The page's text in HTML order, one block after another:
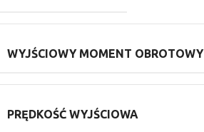
WYJŚCIOWY MOMENT OBROTOWY
PRĘDKOŚĆ WYJŚCIOWA